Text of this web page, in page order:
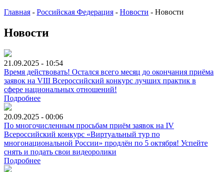
Главная - Российская Федерация - Новости - Новости
Новости
21.09.2025 - 10:54
Время действовать! Остался всего месяц до окончания приёма
заявок на VIII Всероссийский конкурс лучших практик в
сфере национальных отношений!
Подробнее
20.09.2025 - 00:06
По многочисленным просьбам приём заявок на IV
Всероссийский конкурс «Виртуальный тур по
многонациональной России» продлён по 5 октября! Успейте
снять и подать свои видеоролики
Подробнее